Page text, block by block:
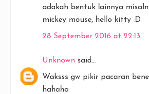
adakah bentuk lainnya
mickey mouse, hello kitty :D
28 September 2016 at 22:13
Unknown said...
Waksss gw pikir pacaran
hahaha